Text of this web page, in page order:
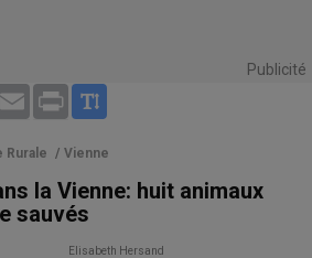
Publicité
X Email Print
Rurale / Vienne
la Vienne: huit animaux
sauvés
Elisabeth Hersand